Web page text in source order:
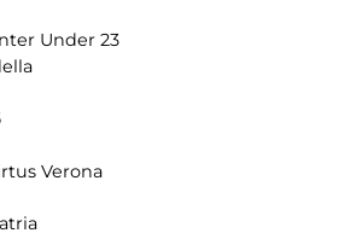
Under 23
Verona